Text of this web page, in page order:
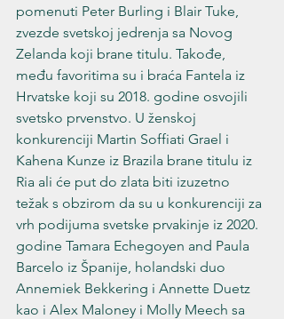
pomenuti Peter Burling i Blair Tuke,
zvezde svetskoj jedrenja sa Novog
Zelanda koji brane titulu. Takođe,
među favoritima su i braća Fantela iz
Hrvatske koji su 2018. godine osvojili
svetsko prvenstvo. U ženskoj
konkurenciji Martin Soffiati Grael i
Kahena Kunze iz Brazila brane titulu iz
Ria ali će put do zlata biti izuzetno
težak s obzirom da su u konkurenciji za
vrh podijuma svetske prvakinje iz 2020.
godine Tamara Echegoyen and Paula
Barcelo iz Španije, holandski duo
Annemiek Bekkering i Annette Duetz
kao i Alex Maloney i Molly Meech sa